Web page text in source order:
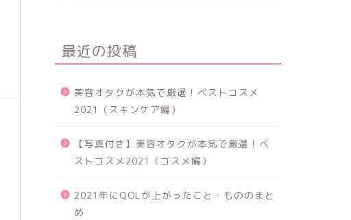
最近の投稿
美容オタクが本気で厳選！ベストコスメ
2021（スキンケア編）
【写真付き】美容オタクが本気で厳選！ベ
ストコスメ2021（コスメ編）
2021年にQOLが上がったこと・もののまと
め